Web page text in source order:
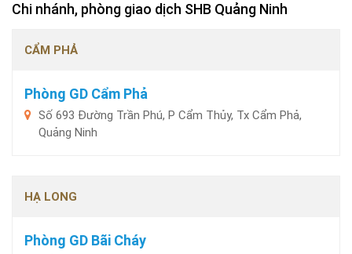
Chi nhánh, phòng giao dịch SHB Quảng Ninh
CẨM PHẢ
Phòng GD Cẩm Phả
Số 693 Đường Trần Phú, P Cẩm Thủy, Tx Cẩm Phả,
Quảng Ninh
HẠ LONG
Phòng GD Bãi Cháy